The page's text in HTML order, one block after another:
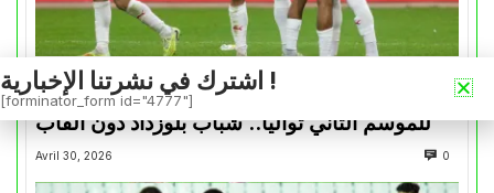
الرأي والرأي الأخر
للموسم الثاني تواليا.. شباب بلوزداد دون ألقاب
Avril 30, 2026 0
اشترك في نشرتنا الإخبارية !
[forminator_form id="4777"]